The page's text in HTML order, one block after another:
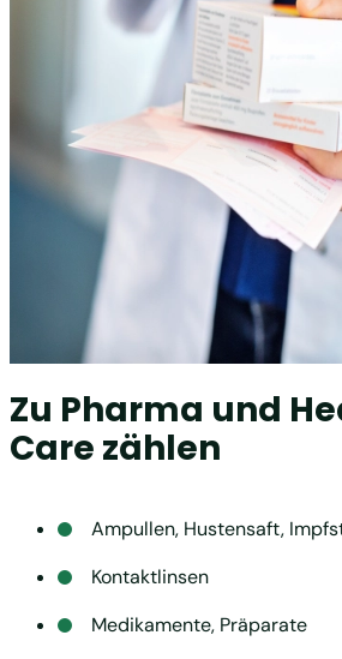
Zu Pharma und
Care zählen
Ampullen, Hustensaft,
Kontaktlinsen
Medikamente, Präparate